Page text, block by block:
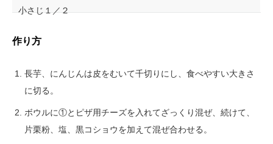
小さじ１／２
作り方
長芋、にんじんは皮をむいて千切りにし、食べやすい大きさ
に切る。
ボウルに①とピザ用チーズを入れてざっくり混ぜ、続けて、
片栗粉、塩、黒コショウを加えて混ぜ合わせる。